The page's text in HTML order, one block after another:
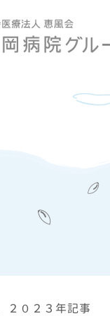
２０２３年記事